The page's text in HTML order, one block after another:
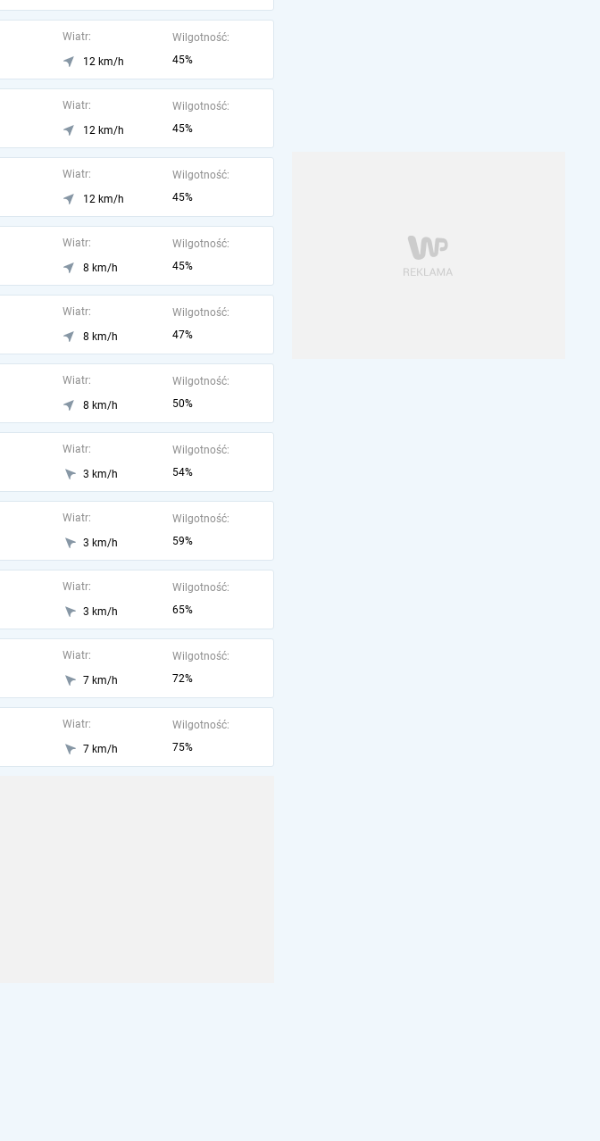
Wiatr:
12 km/h
Wilgotność:
45%
Wiatr:
12 km/h
Wilgotność:
45%
Wiatr:
12 km/h
Wilgotność:
45%
Wiatr:
8 km/h
Wilgotność:
45%
Wiatr:
8 km/h
Wilgotność:
47%
Wiatr:
8 km/h
Wilgotność:
50%
Wiatr:
3 km/h
Wilgotność:
54%
Wiatr:
3 km/h
Wilgotność:
59%
Wiatr:
3 km/h
Wilgotność:
65%
Wiatr:
7 km/h
Wilgotność:
72%
Wiatr:
7 km/h
Wilgotność:
75%